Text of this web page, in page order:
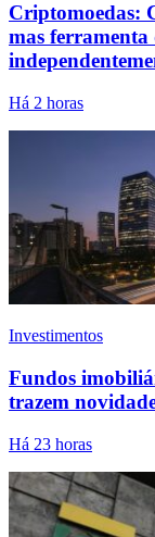
Criptomoedas:
mas
Há 2 horas
Investimentos
Fundos
trazem
Há 23 horas